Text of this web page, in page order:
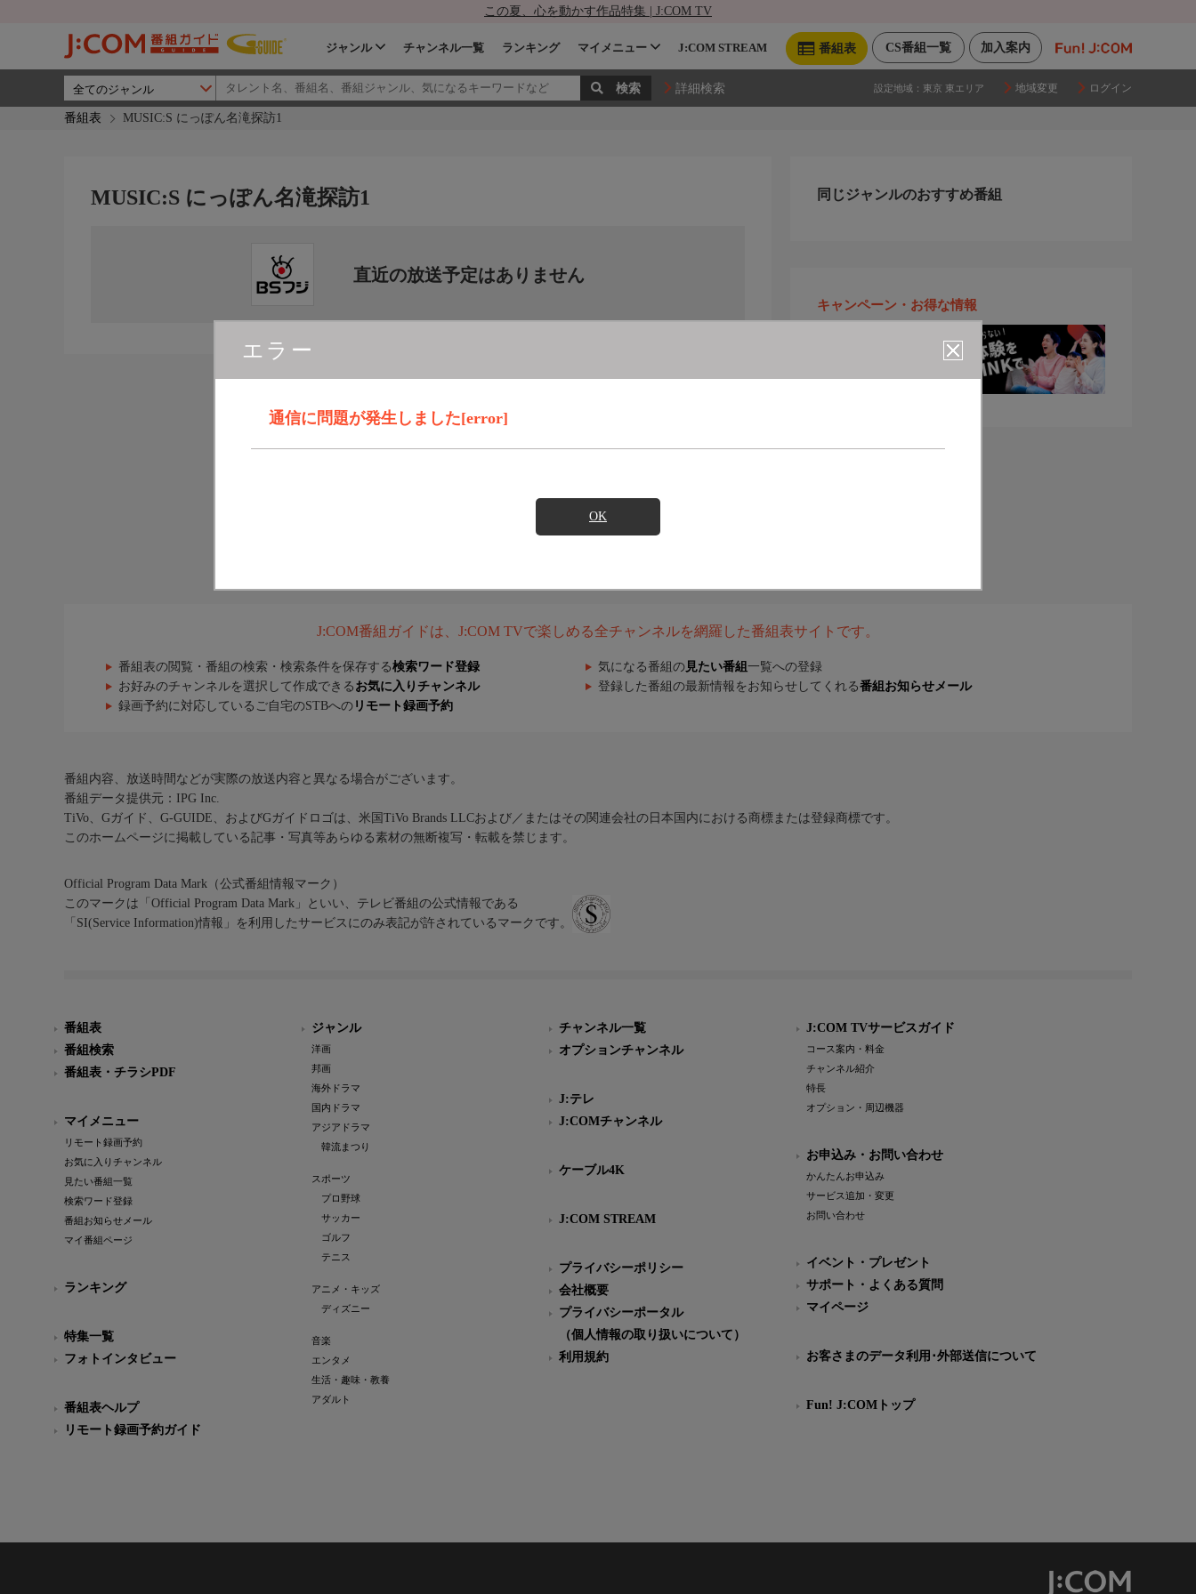
この夏、心を動かす作品特集 | J:COM TV
加入案内
CS番組一覧
番組表
ジャンル チャンネル一覧 ランキング マイメニュー J:COM STREAM
詳細検索 設定地域： 東京 東エリア 地域変更 ログイン
番組表 MUSIC:S にっぽん名滝探訪1
エラー
通信に問題が発生しました[error]
OK
MUSIC:S にっぽん名滝探訪1
直近の放送予定はありません
同じジャンルのおすすめ番組
キャンペーン・お得な情報
J:COM番組ガイドは、J:COM TVで楽しめる全チャンネルを網羅した番組表サイトです。
番組表の閲覧・番組の検索・検索条件を保存する検索ワード登録 気になる番組の 見たい番組 一覧への登録
お好みのチャンネルを選択して作成できる お気に入りチャンネル 登録した番組の最新情報をお知らせしてくれる番組お知らせメール
録画予約に対応しているご自宅のSTBへの リモート録画予約
番組内容、放送時間などが実際の放送内容と異なる場合がございます。
番組データ提供元：IPG Inc.
TiVo、Gガイド、G-GUIDE、およびGガイドロゴは、米国TiVo Brands LLCおよび／またはその関連会社の日本国内における商標または登録商標です。
このホームページに掲載している記事・写真等あらゆる素材の無断複写・転載を禁じます。
Official Program Data Mark（公式番組情報マーク）
このマークは「Official Program Data Mark」といい、テレビ番組の公式情報である
「SI(Service Information)情報」を利用したサービスにのみ表記が許されているマークです。
番組表
番組検索
番組表・チラシPDF
マイメニュー
リモート録画予約
お気に入りチャンネル
見たい番組一覧
検索ワード登録
番組お知らせメール
マイ番組ページ
ランキング
特集一覧
フォトインタビュー
番組表ヘルプ
リモート録画予約ガイド
ジャンル
洋画
邦画
海外ドラマ
国内ドラマ
アジアドラマ
韓流まつり
スポーツ
プロ野球
サッカー
ゴルフ
テニス
アニメ・キッズ
ディズニー
音楽
エンタメ
生活・趣味・教養
アダルト
チャンネル一覧
オプションチャンネル
J:テレ
J:COMチャンネル
ケーブル4K
J:COM STREAM
プライバシーポリシー
会社概要
プライバシーポータル
（個人情報の取り扱いについて）
利用規約
J:COM TVサービスガイド
コース案内・料金
チャンネル紹介
特長
オプション・周辺機器
お申込み・お問い合わせ
かんたんお申込み
サービス追加・変更
お問い合わせ
イベント・プレゼント
サポート・よくある質問
マイページ
お客さまのデータ利用･外部送信について
Fun! J:COMトップ